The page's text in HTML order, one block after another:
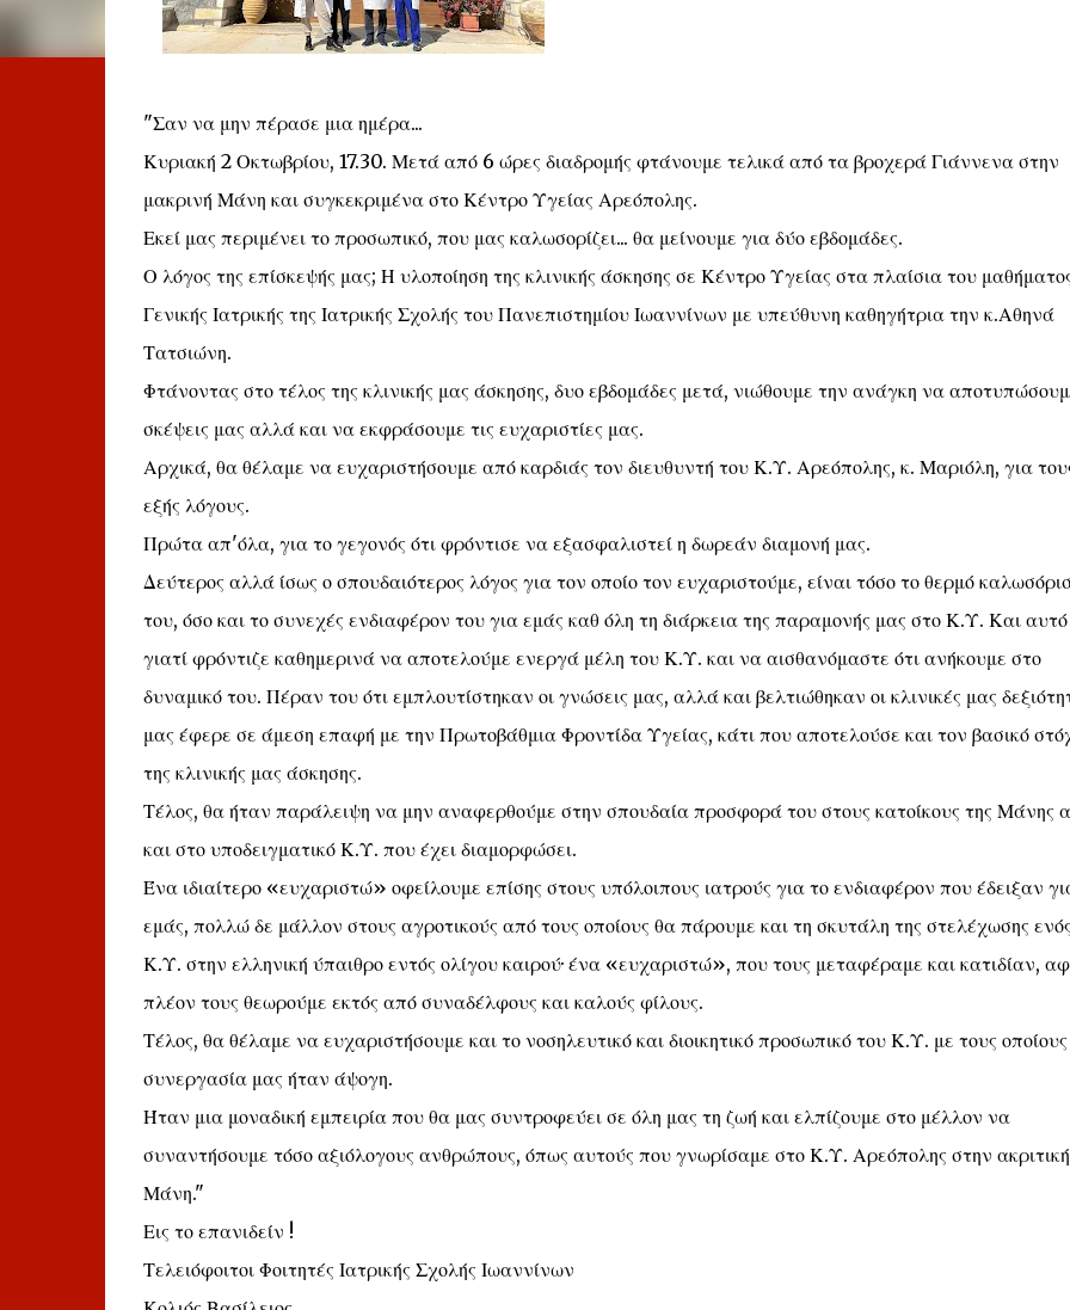
"Σαν να μην πέρασε μια ημέρα...
Κυριακή 2 Οκτωβρίου, 17.30. Μετά από 6 ώρες διαδρομής φτάνουμε τελικά από τα βροχερά Γιάννενα στην
μακρινή Μάνη και συγκεκριμένα στο Κέντρο Υγείας Αρεόπολης.
Εκεί μας περιμένει το προσωπικό, που μας καλωσορίζει... θα μείνουμε για δύο εβδομάδες.
Ο λόγος της επίσκεψής μας; Η υλοποίηση της κλινικής άσκησης σε Κέντρο Υγείας στα πλαίσια του
Γενικής Ιατρικής της Ιατρικής Σχολής του Πανεπιστημίου Ιωαννίνων με υπεύθυνη καθηγήτρια την κ.Αθηνά
Τατσιώνη.
Φτάνοντας στο τέλος της κλινικής μας άσκησης, δυο εβδομάδες μετά, νιώθουμε την ανάγκη να
σκέψεις μας αλλά και να εκφράσουμε τις ευχαριστίες μας.
Αρχικά, θα θέλαμε να ευχαριστήσουμε από καρδιάς τον διευθυντή του Κ.Υ. Αρεόπολης, κ. Μαριόλη, για
εξής λόγους.
Πρώτα απ'όλα, για το γεγονός ότι φρόντισε να εξασφαλιστεί η δωρεάν διαμονή μας.
Δεύτερος αλλά ίσως ο σπουδαιότερος λόγος για τον οποίο τον ευχαριστούμε, είναι τόσο το θερμό
του, όσο και το συνεχές ενδιαφέρον του για εμάς καθ όλη τη διάρκεια της παραμονής μας στο Κ.Υ. Και αυτό
γιατί φρόντιζε καθημερινά να αποτελούμε ενεργά μέλη του Κ.Υ. και να αισθανόμαστε ότι ανήκουμε στο
δυναμικό του. Πέραν του ότι εμπλουτίστηκαν οι γνώσεις μας, αλλά και βελτιώθηκαν οι κλινικές μας
μας έφερε σε άμεση επαφή με την Πρωτοβάθμια Φροντίδα Υγείας, κάτι που αποτελούσε και τον βασικό
της κλινικής μας άσκησης.
Τέλος, θα ήταν παράλειψη να μην αναφερθούμε στην σπουδαία προσφορά του στους κατοίκους της Μάνης
και στο υποδειγματικό Κ.Υ. που έχει διαμορφώσει.
Ένα ιδιαίτερο «ευχαριστώ» οφείλουμε επίσης στους υπόλοιπους ιατρούς για το ενδιαφέρον που έδειξαν
εμάς, πολλώ δε μάλλον στους αγροτικούς από τους οποίους θα πάρουμε και τη σκυτάλη της στελέχωσης
Κ.Υ. στην ελληνική ύπαιθρο εντός ολίγου καιρού· ένα «ευχαριστώ», που τους μεταφέραμε και κατιδίαν,
πλέον τους θεωρούμε εκτός από συναδέλφους και καλούς φίλους.
Τέλος, θα θέλαμε να ευχαριστήσουμε και το νοσηλευτικό και διοικητικό προσωπικό του Κ.Υ. με τους
συνεργασία μας ήταν άψογη.
Ήταν μια μοναδική εμπειρία που θα μας συντροφεύει σε όλη μας τη ζωή και ελπίζουμε στο μέλλον να
συναντήσουμε τόσο αξιόλογους ανθρώπους, όπως αυτούς που γνωρίσαμε στο Κ.Υ. Αρεόπολης στην ακριτική
Μάνη."
Εις το επανιδείν !
Τελειόφοιτοι Φοιτητές Ιατρικής Σχολής Ιωαννίνων